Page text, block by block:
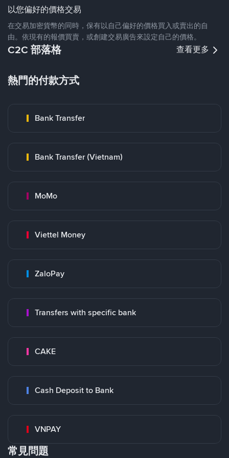
以您偏好的價格交易
在交易加密貨幣的同時，保有以自己偏好的價格買入或賣出的自
由。依現有的報價買賣，或創建交易廣告來設定自己的價格。
C2C 部落格 查看更多
熱門的付款方式
Bank Transfer
Bank Transfer (Vietnam)
MoMo
Viettel Money
ZaloPay
Transfers with specific bank
CAKE
Cash Deposit to Bank
VNPAY
常見問題